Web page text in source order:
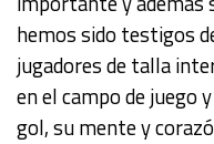
hemos sido testigos
jugadores de talla
en el campo de juego
gol, su mente y